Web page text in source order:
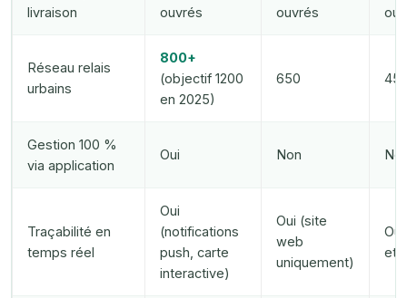
livraison
ouvrés
ouvrés
Réseau relais
urbains
800+
(objectif 1200
en 2025)
650
Gestion 100 %
via application
Oui Non
Traçabilité en
temps réel
Oui
(notifications
push, carte
interactive)
Oui (site
web
uniquement)
et